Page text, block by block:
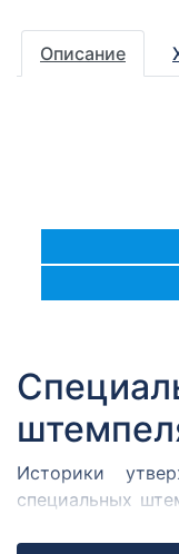
Описание
Историки
специальных